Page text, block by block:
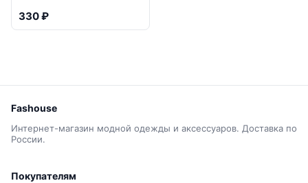
330 ₽
Fashouse
Интернет-магазин модной одежды и аксессуаров. Доставка по
России.
Покупателям